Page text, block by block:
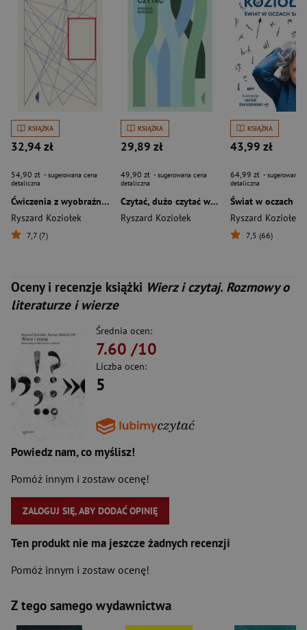
KSIĄŻKA
32,94 zł
54,90 zł - sugerowana cena
detaliczna
Ćwiczenia z wyobraźni teologicznej
Ryszard Koziołek
7,7 (7)
KSIĄŻKA
29,89 zł
49,90 zł - sugerowana cena
detaliczna
Czytać, dużo czytać wyd. 2
Ryszard Koziołek
KSIĄŻKA
43,99 zł
64,99 zł - sugerowana
detaliczna
Ryszard Koziołek
7,5 (66)
Oceny i recenzje książki Wierz i czytaj. Rozmowy o
literaturze i wierze
Średnia ocen:
7.60 /10
Liczba ocen:
5
Powiedz nam, co myślisz!
Pomóż innym i zostaw ocenę!
ZALOGUJ SIĘ, ABY DODAĆ OPINIĘ
Ten produkt nie ma jeszcze żadnych recenzji
Pomóż innym i zostaw ocenę!
Z tego samego wydawnictwa